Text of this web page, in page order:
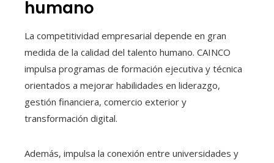
humano
La competitividad empresarial depende en gran
medida de la calidad del talento humano. CAINCO
impulsa programas de formación ejecutiva y técnica
orientados a mejorar habilidades en liderazgo,
gestión financiera, comercio exterior y
transformación digital.
Además, impulsa la conexión entre universidades y